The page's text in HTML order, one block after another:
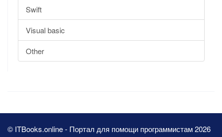
Swift
Visual basic
Other
© ITBooks.online - Портал для помощи программистам 2026